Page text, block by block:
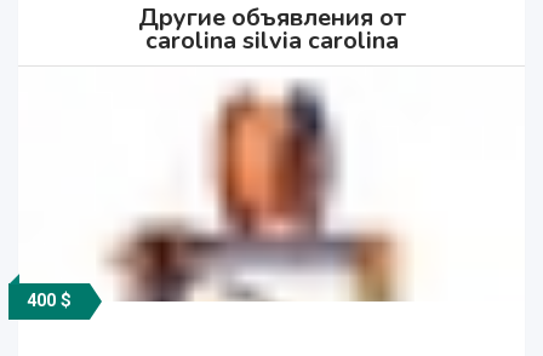
Другие объявления от
carolina silvia carolina
400 $